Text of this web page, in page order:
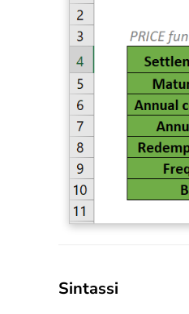
Sintassi